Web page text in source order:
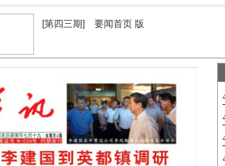
[第四三期] 要闻首页 版